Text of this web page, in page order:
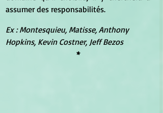
assumer des responsabilités.
Ex : Montesquieu, Matisse, Anthony
Hopkins, Kevin Costner, Jeff Bezos
*